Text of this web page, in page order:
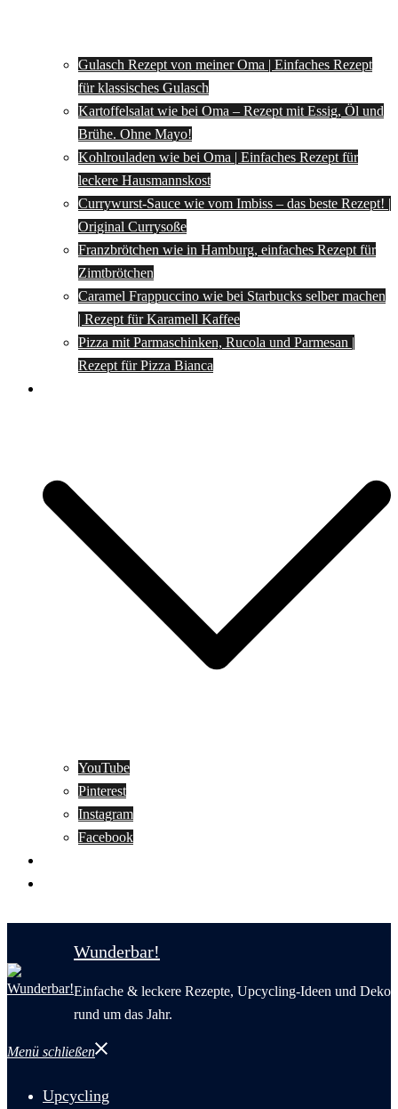
Gulasch Rezept von meiner Oma | Einfaches Rezept
für klassisches Gulasch
Kartoffelsalat wie bei Oma – Rezept mit Essig, Öl und
Brühe. Ohne Mayo!
Kohlrouladen wie bei Oma | Einfaches Rezept für
leckere Hausmannskost
Currywurst-Sauce wie vom Imbiss – das beste Rezept! |
Original Currysoße
Franzbrötchen wie in Hamburg, einfaches Rezept für
Zimtbrötchen
Caramel Frappuccino wie bei Starbucks selber machen
| Rezept für Karamell Kaffee
Pizza mit Parmaschinken, Rucola und Parmesan |
Rezept für Pizza Bianca
YouTube
Pinterest
Instagram
Facebook
Wunderbar!
Einfache & leckere Rezepte, Upcycling-Ideen und Deko
rund um das Jahr.
Menü schließen
Upcycling